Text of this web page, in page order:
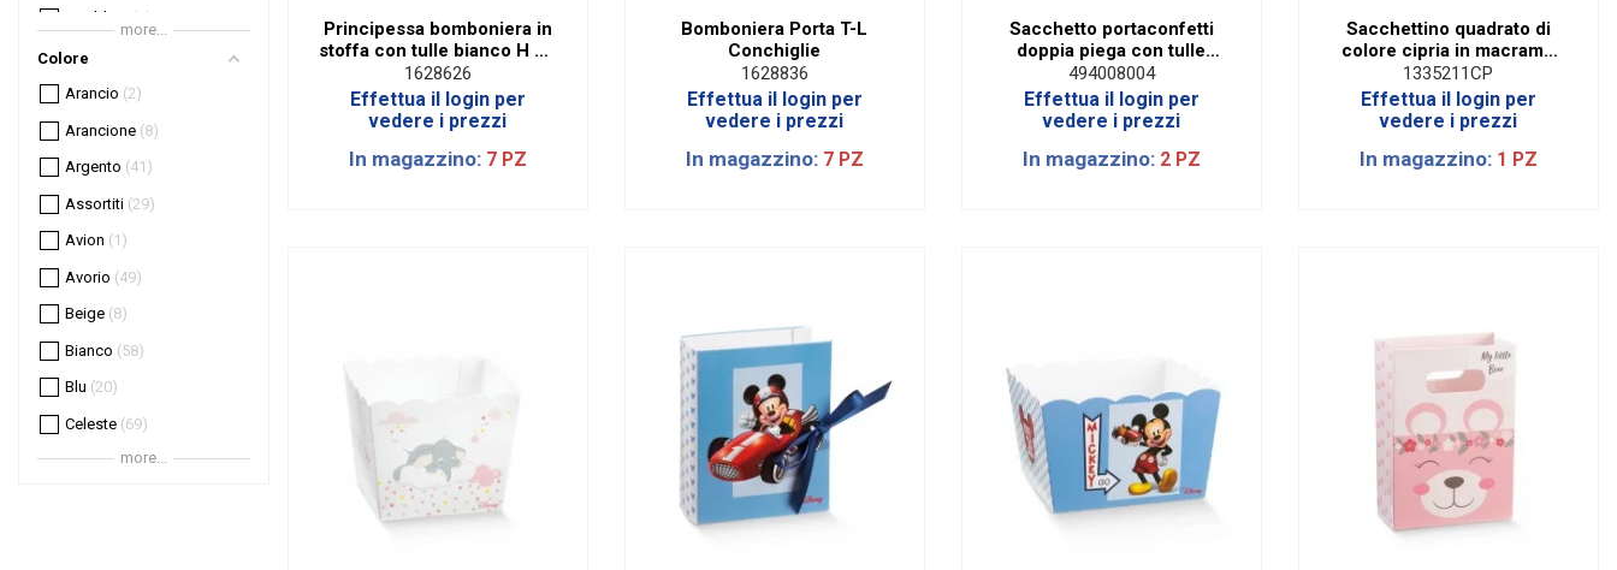
Principessa bomboniera in
stoffa con tulle bianco H 23
cm
1628626
Effettua il login per
vedere i prezzi
In magazzino: 7 PZ
Bomboniera Porta T-L
Conchiglie
1628836
Effettua il login per
vedere i prezzi
In magazzino: 7 PZ
Sacchetto portaconfetti
doppia piega con tulle
celeste
494008004
Effettua il login per
vedere i prezzi
In magazzino: 2 PZ
Sacchettino quadrato di
colore cipria in macramè
con raso
1335211CP
Effettua il login per
vedere i prezzi
In magazzino: 1 PZ
Wedding
more...
Colore
Arancio 2
Arancione 8
Argento 41
Assortiti 29
Avion 1
Avorio 49
Beige 8
Bianco 58
Blu 20
Celeste 69
Cipria 7 more...